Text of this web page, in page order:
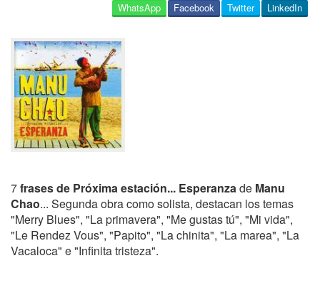
LinkedIn
Twitter
Facebook
WhatsApp
7frases de Próxima estación... Esperanzade Manu
Chao... Segunda obra como solista, destacan los temas
"Merry Blues", "La primavera", "Me gustas tú", "Mi vida",
"Le Rendez Vous", "Papito", "La chinita", "La marea", "La
Vacaloca" e "Infinita tristeza".